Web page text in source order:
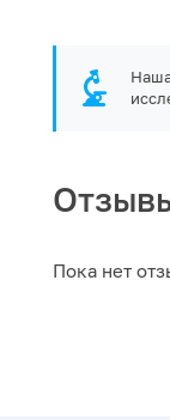
Пока нет